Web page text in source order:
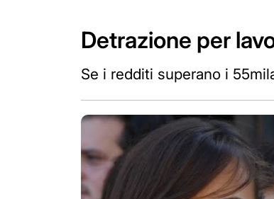
Detrazione per
Se i redditi superano i